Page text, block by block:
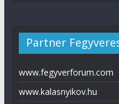
Partner
www.fegyverforum.com
www.kalasnyikov.hu